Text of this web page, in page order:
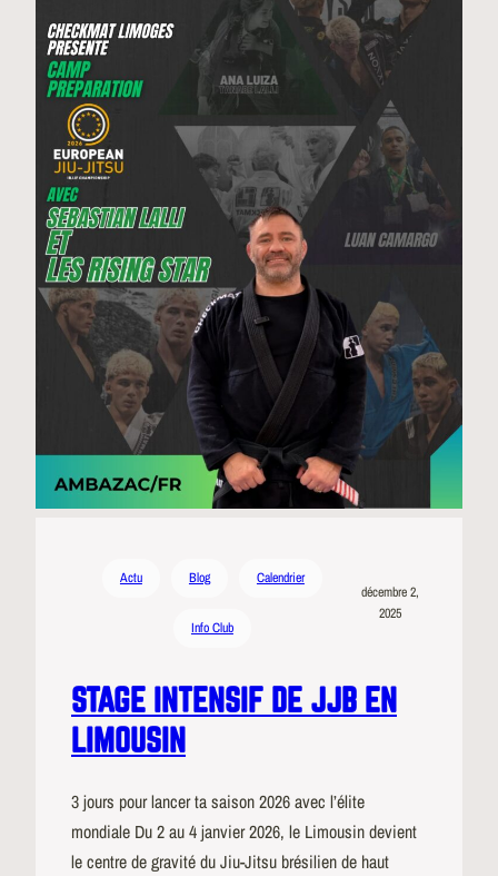
Actu Blog Calendrier
Info Club
décembre 2,
2025
STAGE INTENSIF DE JJB EN
LIMOUSIN
3 jours pour lancer ta saison 2026 avec l’élite
mondiale Du 2 au 4 janvier 2026, le Limousin devient
le centre de gravité du Jiu-Jitsu brésilien de haut